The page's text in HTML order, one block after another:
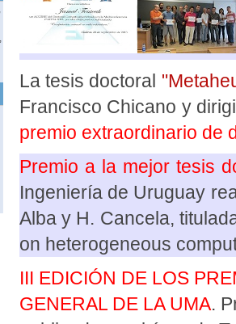
La tesis doctoral
Francisco Chicano y
premio extraordinario de
Premio a la mejor tesis
Ingeniería de Uruguay
Alba y H. Cancela,
on heterogeneous
III EDICIÓN DE LOS
GENERAL DE LA UMA.